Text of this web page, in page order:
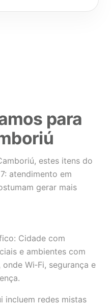
para
estes itens do
atendimento em
gerar mais
Cidade com
e ambientes com
Wi‑Fi, segurança e
incluem redes mistas